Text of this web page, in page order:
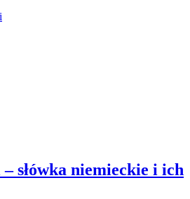
– słówka niemieckie i ich